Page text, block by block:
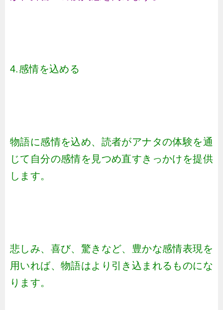
4.感情を込める
物語に感情を込め、読者がアナタの体験を通
じて自分の感情を見つめ直すきっかけを提供
します。
悲しみ、喜び、驚きなど、豊かな感情表現を
用いれば、物語はより引き込まれるものにな
ります。